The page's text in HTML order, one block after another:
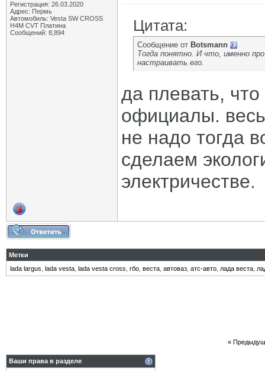
Регистрация: 26.03.2020
Адрес: Пермь
Автомобиль: Vesta SW CROSS
H4M CVT Платина
Сообщений: 8,894
Цитата:
Сообщение от Botsmann
Тогда понятно. И что, именно
настраивать его.
да плевать,
официалы.
не надо тогда
сделаем
электричестве.
Метки
lada largus lada vesta lada vesta cross гбо веста автоваз атс-авто лада веста
«
Ваши права в разделе